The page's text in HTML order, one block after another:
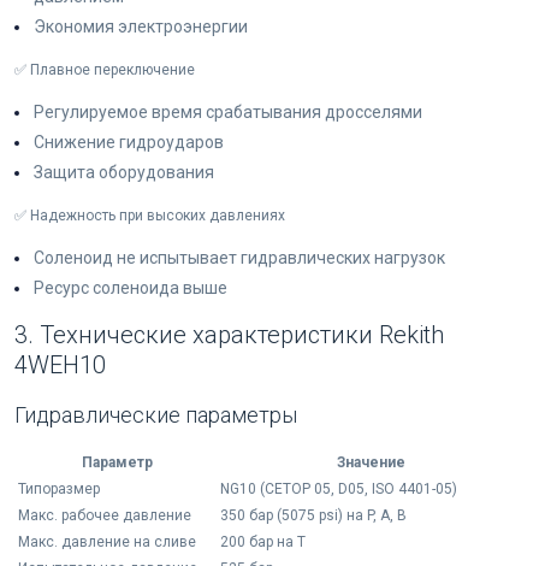
Экономия электроэнергии
✅ Плавное переключение
Регулируемое время срабатывания дросселями
Снижение гидроударов
Защита оборудования
✅ Надежность при высоких давлениях
Соленоид не испытывает гидравлических нагрузок
Ресурс соленоида выше
3. Технические характеристики Rekith
4WEH10
Гидравлические параметры
Параметр
Значение
Типоразмер
NG10 (CETOP 05, D05, ISO 4401-05)
Макс. рабочее давление
350 бар (5075 psi) на P, A, B
Макс. давление на сливе
200 бар на T